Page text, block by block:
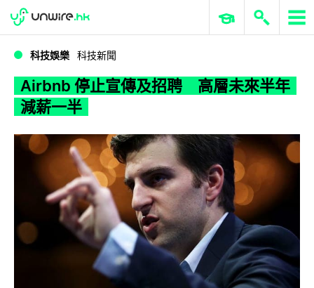
WWDC 2026 ERP 與商業 AI
科技娛樂 科技新聞
Airbnb 停止宣傳及招聘 高層未來半年
減薪一半